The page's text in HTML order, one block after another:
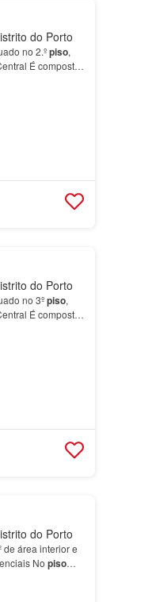
do Porto
no 2.ºpiso,
É composto
do Porto
no 3ºpiso,
É composto
do Porto
de área interior e
No piso